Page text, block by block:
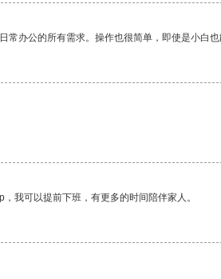
办公的所有需求。操作也很简单，即使是小白也
我可以提前下班，有更多的时间陪伴家人。